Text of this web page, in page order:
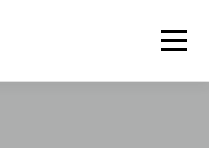
メニュ